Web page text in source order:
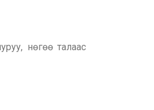
нөгөө талаас